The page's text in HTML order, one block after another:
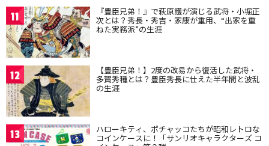
11 『豊臣兄弟！』で萩原護が演じる武将・小堀正
次とは？秀長・秀吉・家康が重用、“出家を重
ねた実務派”の生涯
12 【豊臣兄弟！】2度の改易から復活した武将・
多賀秀種とは？豊臣秀長に仕えた半年間と波乱
の生涯
13 ハローキティ、ポチャッコたちが昭和レトロな
コインケースに！「サンリオキャラクターズ コ